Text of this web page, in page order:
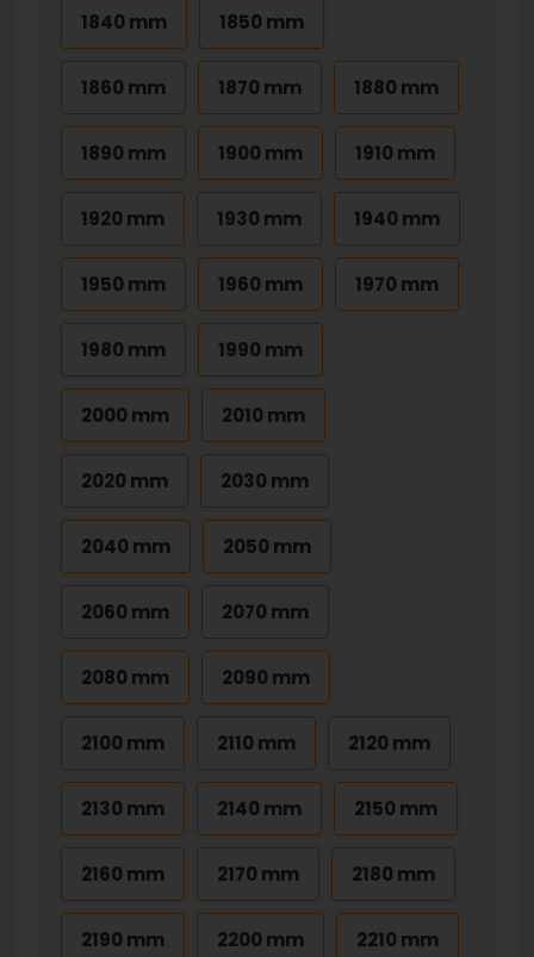
1840 mm 1850 mm
1860 mm 1870 mm 1880 mm
1890 mm 1900 mm 1910 mm
1920 mm 1930 mm 1940 mm
1950 mm 1960 mm 1970 mm
1980 mm 1990 mm
2000 mm 2010 mm
2020 mm 2030 mm
2040 mm 2050 mm
2060 mm 2070 mm
2080 mm 2090 mm
2100 mm 2110 mm 2120 mm
2130 mm 2140 mm 2150 mm
2160 mm 2170 mm 2180 mm
2190 mm 2200 mm 2210 mm